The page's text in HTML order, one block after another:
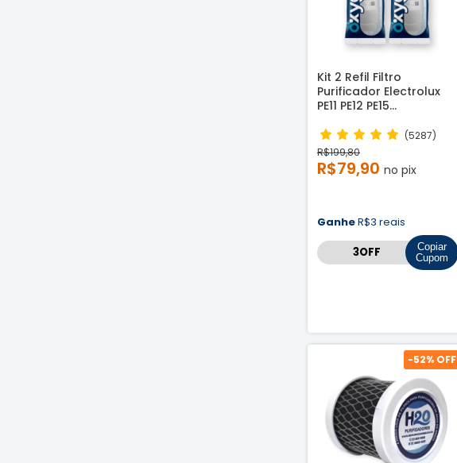
Kit 2 Refil Filtro
Purificador Electrolux
PE11 PE12 PE15
(5287)
R$199,80
R$79,90 no pix
GanheR$3 reais
Copiar
Cupom
-52% OFF